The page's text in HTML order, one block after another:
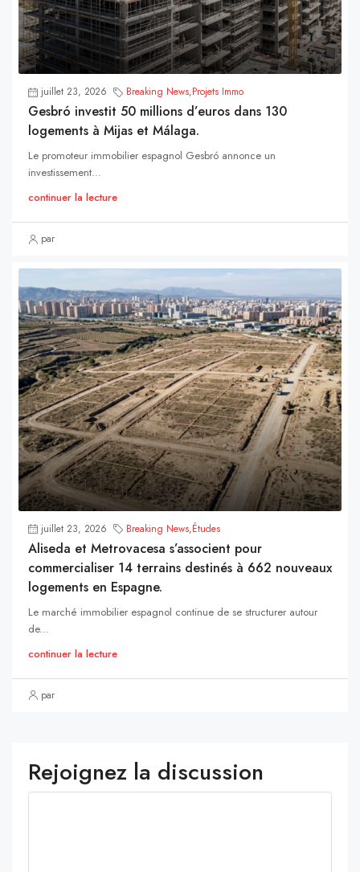
juillet 23, 2026 Breaking News,Projets Immo
Gesbró investit 50 millions d’euros dans 130
logements à Mijas et Málaga.
Le promoteur immobilier espagnol Gesbró annonce un
investissement...
continuer la lecture
par
juillet 23, 2026 Breaking News,Études
Aliseda et Metrovacesa s’associent pour
commercialiser 14 terrains destinés à 662 nouveaux
logements en Espagne.
Le marché immobilier espagnol continue de se structurer autour
de...
continuer la lecture
par
Rejoignez la discussion